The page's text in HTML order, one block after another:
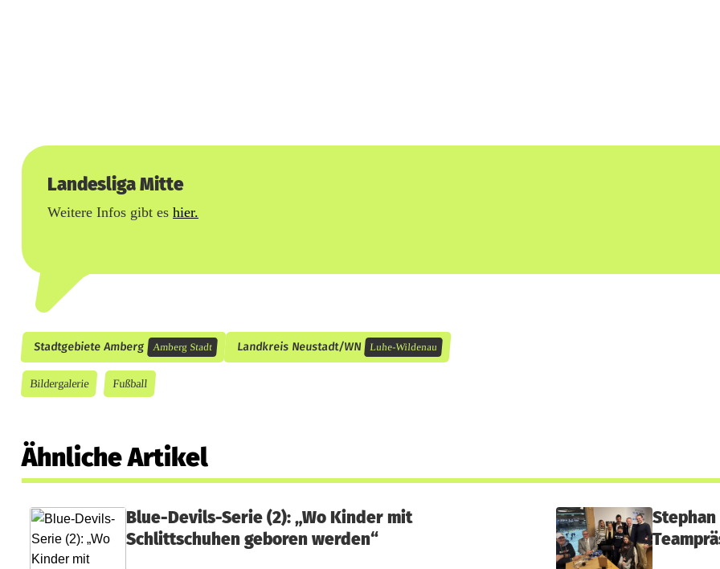
e
m
r
b
e
F
C
Landesliga Mitte
Weitere Infos gibt es hier.
Stadtgebiete Amberg Amberg Stadt Landkreis Neustadt/WN Luhe-Wildenau
Bildergalerie Fußball
Ähnliche Artikel
Blue-Devils-Serie (2): „Wo Kinder mit
Schlittschuhen geboren werden“